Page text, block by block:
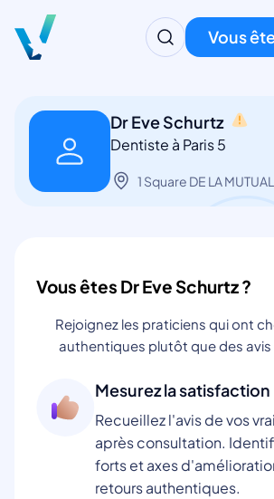
Vous
Dr Eve Schurtz
Dentiste à Paris 5
1 Square DE LA
Vous êtes Dr Eve Schurtz ?
Rejoignez les praticiens qui ont
authentiques plutôt que des avis
Mesurez la satisfaction
Recueillez l'avis de vos
après consultation.
forts et axes
retours authentiques.